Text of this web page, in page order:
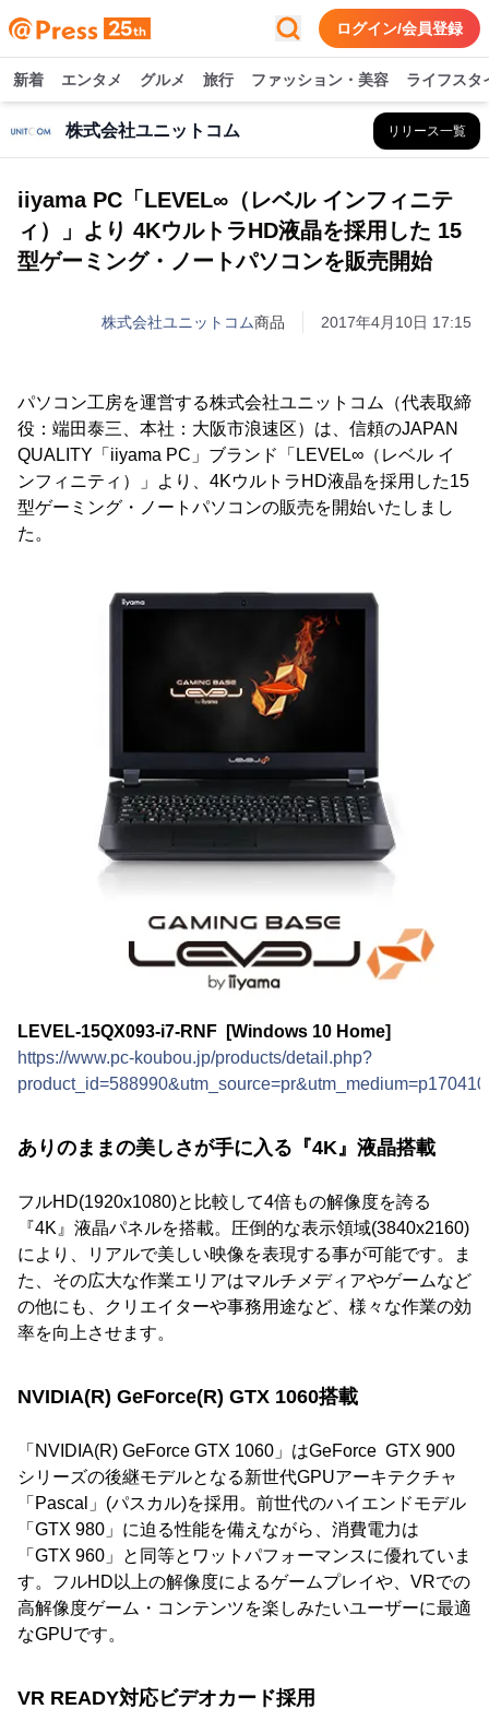
ログイン/会員登録
新着 エンタメ グルメ 旅行 ファッション・美容 ライフスタ
株式会社ユニットコム リリース一覧
iiyama PC「LEVEL∞（レベル インフィニテ
ィ）」より 4KウルトラHD液晶を採用した 15
型ゲーミング・ノートパソコンを販売開始
株式会社ユニットコム商品 2017年4月10日 17:15
パソコン工房を運営する株式会社ユニットコム（代表取締
役：端田泰三、本社：大阪市浪速区）は、信頼のJAPAN
QUALITY「iiyama PC」ブランド「LEVEL∞（レベル イ
ンフィニティ）」より、4KウルトラHD液晶を採用した15
型ゲーミング・ノートパソコンの販売を開始いたしまし
た。
LEVEL-15QX093-i7-RNF [Windows 10 Home]
https://www.pc-koubou.jp/products/detail.php?
ありのままの美しさが手に入る『4K』液晶搭載
フルHD(1920x1080)と比較して4倍もの解像度を誇る
『4K』液晶パネルを搭載。圧倒的な表示領域(3840x2160)
により、リアルで美しい映像を表現する事が可能です。ま
た、その広大な作業エリアはマルチメディアやゲームなど
の他にも、クリエイターや事務用途など、様々な作業の効
率を向上させます。
NVIDIA(R) GeForce(R) GTX 1060搭載
「NVIDIA(R) GeForce GTX 1060」はGeForce GTX 900
シリーズの後継モデルとなる新世代GPUアーキテクチャ
「Pascal」(パスカル)を採用。前世代のハイエンドモデル
「GTX 980」に迫る性能を備えながら、消費電力は
「GTX 960」と同等とワットパフォーマンスに優れていま
す。フルHD以上の解像度によるゲームプレイや、VRでの
高解像度ゲーム・コンテンツを楽しみたいユーザーに最適
なGPUです。
VR READY対応ビデオカード採用